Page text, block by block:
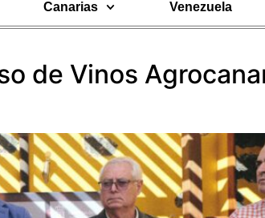
Canarias Venezuela
de Vinos